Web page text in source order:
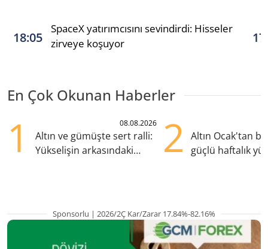
18:05
SpaceX yatırımcısını sevindirdi: Hisseler
zirveye koşuyor
En Çok Okunan Haberler
1 08.08.2026
Altın ve gümüşte sert ralli:
Yükselişin arkasındaki
2
Altın Ocak'tan
güçlü haftalık
Sponsorlu | 2026/2Ç Kar/Zarar 17.84%-82.16%